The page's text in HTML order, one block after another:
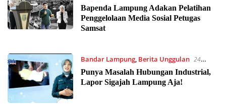
24 Oktober 2023 23:12
Bapenda Lampung Adakan Pelatihan
Penggelolaan Media Sosial Petugas
Samsat
Bandar Lampung, Berita Unggulan 24
Oktober 2023 19:37
Punya Masalah Hubungan Industrial,
Lapor Sigajah Lampung Aja!